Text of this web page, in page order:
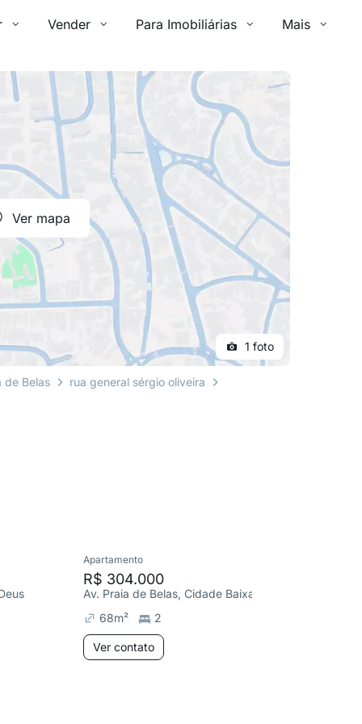
Vender Para Imobiliárias Mais
Ver mapa
1 foto
de Belas
rua general sérgio oliveira
Apartamento
R$ 304.000
Av. Praia de Belas, Cidade Baixa
68m² 2
Ver contato